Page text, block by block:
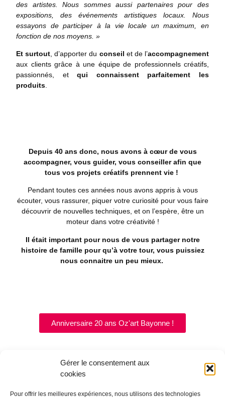
Gérer le consentement aux
cookies
Pour offrir les meilleures expériences, nous utilisons des technologies
des artistes. Nous sommes aussi partenaires pour des
expositions, des événements artistiques locaux. Nous
essayons de participer à la vie locale un maximum, en
fonction de nos moyens. »
Et surtout, d’apporter du conseil et de l’accompagnement
aux clients grâce à une équipe de professionnels créatifs,
passionnés, etqui connaissent parfaitement les
produits.
Depuis 40 ans donc, nous avons à cœur de vous
accompagner, vous guider, vous conseiller afin que
tous vos projets créatifs prennent vie !
Pendant toutes ces années nous avons appris à vous
écouter, vous rassurer, piquer votre curiosité pour vous faire
découvrir de nouvelles techniques, et on l’espère, être un
moteur dans votre créativité !
Il était important pour nous de vous partager notre
histoire de famille pour qu’à votre tour, vous puissiez
nous connaitre un peu mieux.
Anniversaire 20 ans Oz'art Bayonne !
contenu créatif :